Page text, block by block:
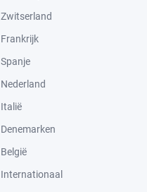
Zwitserland
Frankrijk
Spanje
Nederland
Italië
Denemarken
België
Internationaal